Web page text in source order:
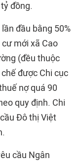
đồng.
đầu bằng 50%
mới xã Cao
(đều thuộc
được Chi cục
nợ quá 90
quy định. Chi
Đô thị Việt
cầu Ngân